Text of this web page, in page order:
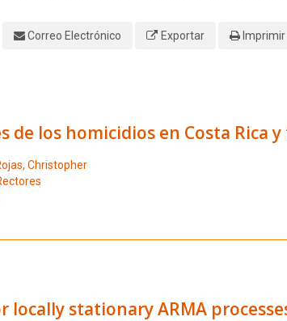
Correo Electrónico Exportar Imprimir
los homicidios en Costa Rica
Christopher
locally stationary ARMA